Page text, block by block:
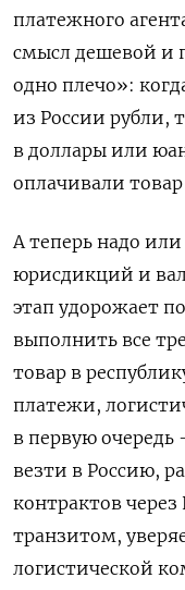
платежного
смысл дешевой и
одно плечо»:
из России рубли,
в доллары или
оплачивали
А теперь надо
юрисдикций и
этап удорожает
выполнить все
товар в
платежи,
в первую
везти в Россию,
контрактов
транзитом,
логистической